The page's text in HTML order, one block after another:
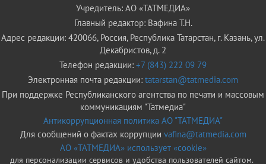
Учредитель: АО «ТАТМЕДИА»
Главный редактор: Вафина Т.Н.
Адрес редакции: 420066, Россия, Республика Татарстан, г. Казань, ул.
Декабристов, д. 2
Телефон редакции: +7 (843) 222 09 79
Электронная почта редакции: tatarstan@tatmedia.com
При поддержке Республиканского агентства по печати и массовым
коммуникациям "Татмедиа"
Антикоррупционная политика АО "ТАТМЕДИА"
Для сообщений о фактах коррупции vafina@tatmedia.com
АО «ТАТМЕДИА» использует «cookie»
для персонализации сервисов и удобства пользователей сайтом.